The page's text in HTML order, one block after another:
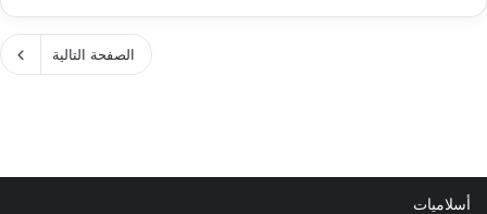
الصفحة التالية
أسلاميات